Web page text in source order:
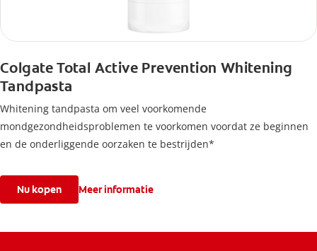
Colgate Total Active Prevention Whitening
Tandpasta
Whitening tandpasta om veel voorkomende
mondgezondheidsproblemen te voorkomen voordat ze beginnen
en de onderliggende oorzaken te bestrijden*
Nu kopen Meer informatie